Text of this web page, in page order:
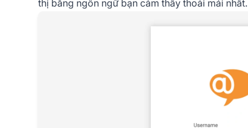
thị bằng ngôn ngữ bạn cảm thấy thoải mái nhất.